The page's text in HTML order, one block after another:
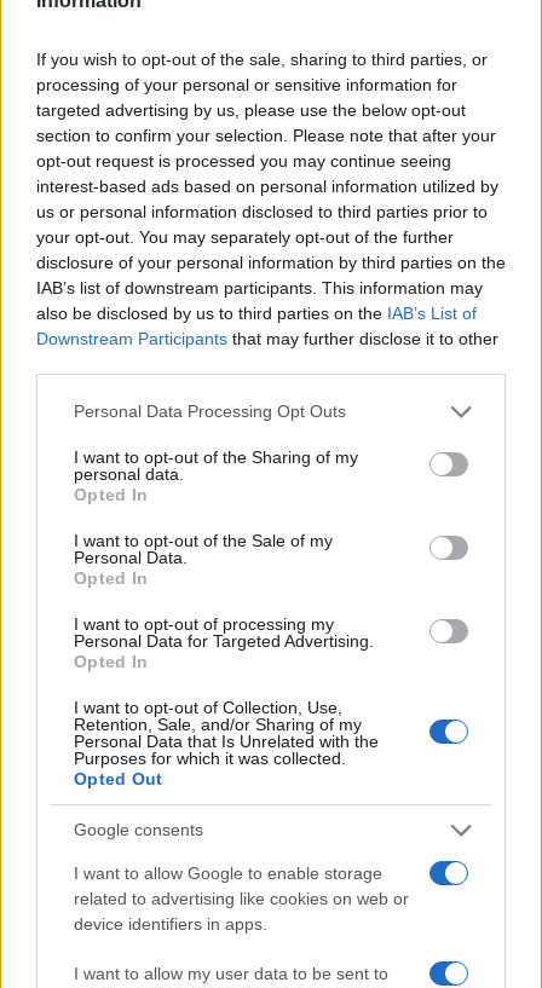
If you wish to opt-out of the sale, sharing to third parties, or
processing of your personal or sensitive information for
targeted advertising by us, please use the below opt-out
section to confirm your selection. Please note that after your
opt-out request is processed you may continue seeing
interest-based ads based on personal information utilized by
us or personal information disclosed to third parties prior to
your opt-out. You may separately opt-out of the further
disclosure of your personal information by third parties on the
IAB’s list of downstream participants. This information may
also be disclosed by us to third parties on the IAB’s List of
Downstream Participants that may further disclose it to other
Please note that this website/app uses one or more Google
not limited to your visit or usage behaviour. You may click to
grant or deny consent to Google and its third-party tags to
use your data for below specified purposes in below Google
consent section.
Personal Data Processing Opt Outs
I want to opt-out of the Sharing of my
personal data.
Opted In
I want to opt-out of the Sale of my
Personal Data.
Opted In
I want to opt-out of processing my
Personal Data for Targeted Advertising.
Opted In
I want to opt-out of Collection, Use,
Retention, Sale, and/or Sharing of my
Personal Data that Is Unrelated with the
Purposes for which it was collected.
Opted Out
Google consents
I want to allow Google to enable storage
related to advertising like cookies on web or
device identifiers in apps.
I want to allow my user data to be sent to
Σχόλια
Σχολίασε εδώ
50 /50
2000 /2000
Υποβολή σχολίου
Πολιτική Απορρήτου
& Όροι Χρήσης της Google.
ΡΕΤΖΕΠ ΤΑΓΙΠ ΕΡΝΤΟΓΑΝ
ΤΟΥΡΚΙΑ
Ακολουθήστε το Νewsit.gr στοGoogle News
ενημερωθείτε πρώτοι για όλη την ειδησεογραφία και τα
τελευταία νέατης ημέρας